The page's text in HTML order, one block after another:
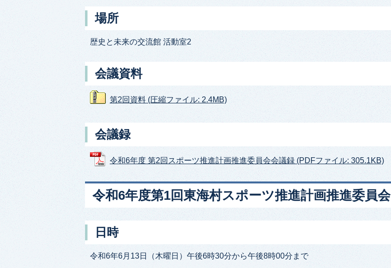
場所
歴史と未来の交流館 活動室2
会議資料
第2回資料 (圧縮ファイル: 2.4MB)
会議録
令和6年度 第2回スポーツ推進計画推進委員会会議録 (PDFファイル: 305.1KB)
令和6年度第1回東海村スポーツ推進計画推進委員会
日時
令和6年6月13日（木曜日）午後6時30分から午後8時00分まで